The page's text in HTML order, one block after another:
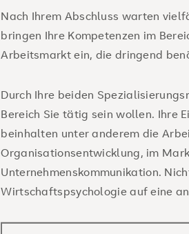
Nach Ihrem Abschluss warten
bringen Ihre Kompetenzen im
Arbeitsmarkt ein, die dringend
Durch Ihre beiden
Bereich Sie tätig sein wollen. Ihre
beinhalten unter anderem die
Organisationsentwicklung, im
Unternehmenskommunikation.
Wirtschaftspsychologie auf eine